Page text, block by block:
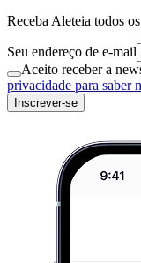
Receba Aleteia todos
Seu endereço de e-mail
Aceito receber a
privacidade para saber
Inscrever-se